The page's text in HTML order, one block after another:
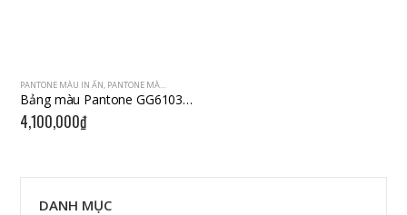
PANTONE MÀU IN ẤN, PANTONE MÀU IN OFFSET
Bảng màu Pantone GG6103N (CMYK) – 1,845 Màu
4,100,000₫
DANH MỤC